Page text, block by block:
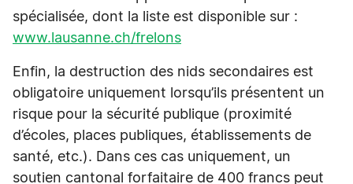
spécialisée, dont la liste est disponible sur :
www.lausanne.ch/frelons
Enfin, la destruction des nids secondaires est
obligatoire uniquement lorsqu’ils présentent un
risque pour la sécurité publique (proximité
d’écoles, places publiques, établissements de
santé, etc.). Dans ces cas uniquement, un
soutien cantonal forfaitaire de 400 francs peut